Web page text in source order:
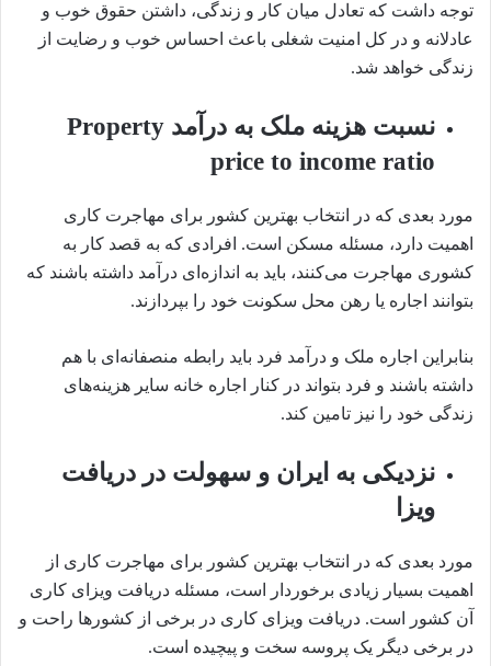
توجه داشت که تعادل میان کار و زندگی، داشتن حقوق خوب و
عادلانه و در کل امنیت شغلی باعث احساس خوب و رضایت از
زندگی خواهد شد.
نسبت هزینه ملک به درآمد Property
price to income ratio
مورد بعدی که در انتخاب بهترین کشور برای مهاجرت کاری
اهمیت دارد، مسئله مسکن است. افرادی که به قصد کار به
کشوری مهاجرت می‌کنند، باید به اندازه‌ای درآمد داشته باشند که
بتوانند اجاره یا رهن محل سکونت خود را بپردازند.
بنابراین اجاره ملک و درآمد فرد باید رابطه منصفانه‌ای با هم
داشته باشند و فرد بتواند در کنار اجاره خانه سایر هزینه‌های
زندگی خود را نیز تامین کند.
نزدیکی به ایران و سهولت در دریافت
ویزا
مورد بعدی که در انتخاب بهترین کشور برای مهاجرت کاری از
اهمیت بسیار زیادی برخوردار است، مسئله دریافت ویزای کاری
آن کشور است. دریافت ویزای کاری در برخی از کشورها راحت و
در برخی دیگر یک پروسه سخت و پیچیده است.